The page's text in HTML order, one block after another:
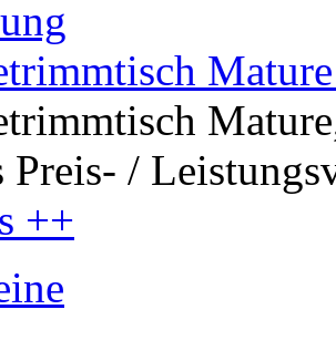
Preis- /
++